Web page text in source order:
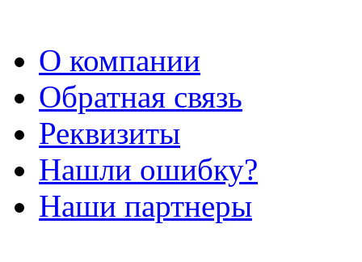
О компании
Обратная связь
Реквизиты
Нашли ошибку?
Наши партнеры